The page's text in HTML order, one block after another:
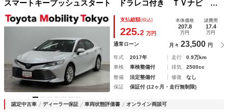
スマートキープッシュスタート ドラレコ付き ＴＶナビ オ
－トエアコン ＥＴＣ車載器 Ｂｌｕｅｔｏｏｔｈオーディ
オ ミュージックプレイヤー接続可 ＬＥＤランプ
支払総額(税込)
225.2 万円
本体価格
207.8
万円
諸費用
17.4
万円
通常ローン 月々 23,500 円
年式 2017年 走行
0.9万km
車検
車検整備付 排気
2500cc
整備
法定整備付 修復
なし
保証
保証付 (12ヶ月・走行無制限)
認定中古車 ディーラー保証 車両状態評価書 オンライン商談可